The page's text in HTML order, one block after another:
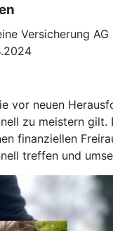
Versicherung AG
vor neuen
zu meistern gilt.
finanziellen
treffen und